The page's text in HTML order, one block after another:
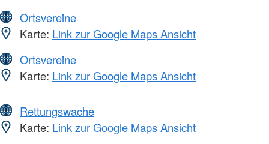
Ortsvereine
Karte: Link zur Google Maps Ansicht
Ortsvereine
Karte: Link zur Google Maps Ansicht
Rettungswache
Karte: Link zur Google Maps Ansicht